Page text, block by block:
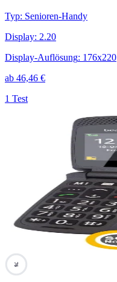
Typ: Senioren-Handy
Display: 2.20
Display-Auflösung: 176x220
ab 46,46 €
1 Test
76